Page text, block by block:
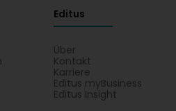
Editus
Über
Kontakt
Karriere
Editus myBusiness
Editus Insight